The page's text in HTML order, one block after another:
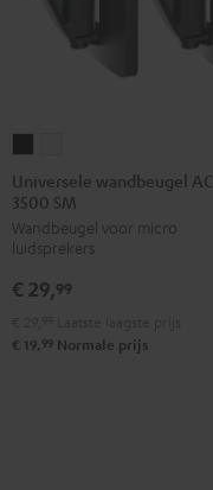
wandbeugel
AC
3500
SM
Zwart
wandbeugel
AC
3500
SM
Wit
Universele wandbeugel AC
3500 SM
Wandbeugel voor micro
luidsprekers
€ 29,99
€ 19, 99 Normale prijs